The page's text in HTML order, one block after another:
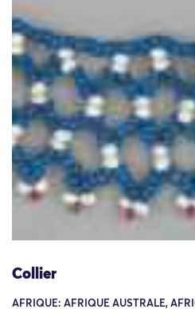
Collier
AFRIQUE: AFRIQUE AUSTRALE,